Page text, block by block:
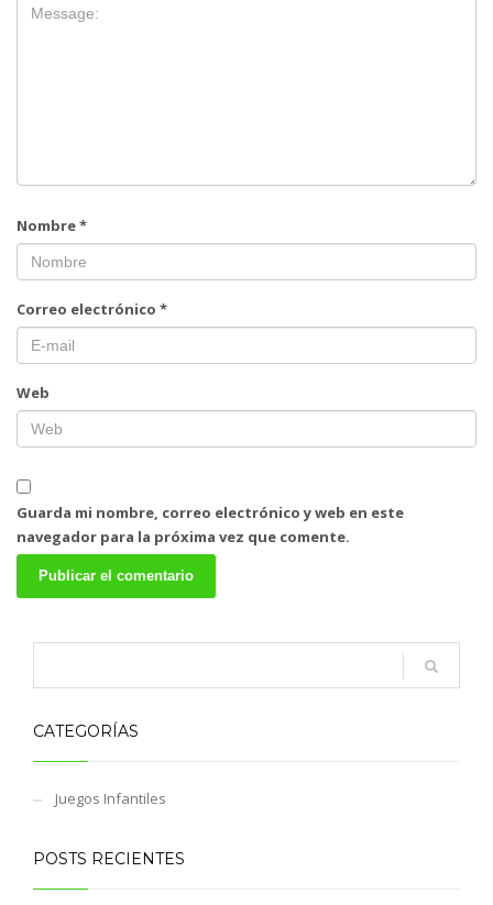
Nombre*
Correo electrónico *
Web
Guarda mi nombre, correo electrónico y web en este
navegador para la próxima vez que comente.
CATEGORÍAS
Juegos Infantiles
POSTS RECIENTES